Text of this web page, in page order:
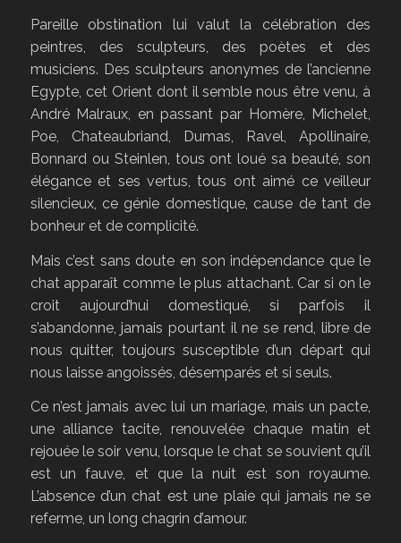
Pareille obstination lui valut la célébration des
peintres, des sculpteurs, des poètes et des
musiciens. Des sculpteurs anonymes de l’ancienne
Egypte, cet Orient dont il semble nous être venu, à
André Malraux, en passant par Homère, Michelet,
Poe, Chateaubriand, Dumas, Ravel, Apollinaire,
Bonnard ou Steinlen, tous ont loué sa beauté, son
élégance et ses vertus, tous ont aimé ce veilleur
silencieux, ce génie domestique, cause de tant de
bonheur et de complicité.
Mais c’est sans doute en son indépendance que le
chat apparaît comme le plus attachant. Car si on le
croit aujourd’hui domestiqué, si parfois il
s’abandonne, jamais pourtant il ne se rend, libre de
nous quitter, toujours susceptible d’un départ qui
nous laisse angoissés, désemparés et si seuls.
Ce n’est jamais avec lui un mariage, mais un pacte,
une alliance tacite, renouvelée chaque matin et
rejouée le soir venu, lorsque le chat se souvient qu’il
est un fauve, et que la nuit est son royaume.
L’absence d’un chat est une plaie qui jamais ne se
referme, un long chagrin d’amour.